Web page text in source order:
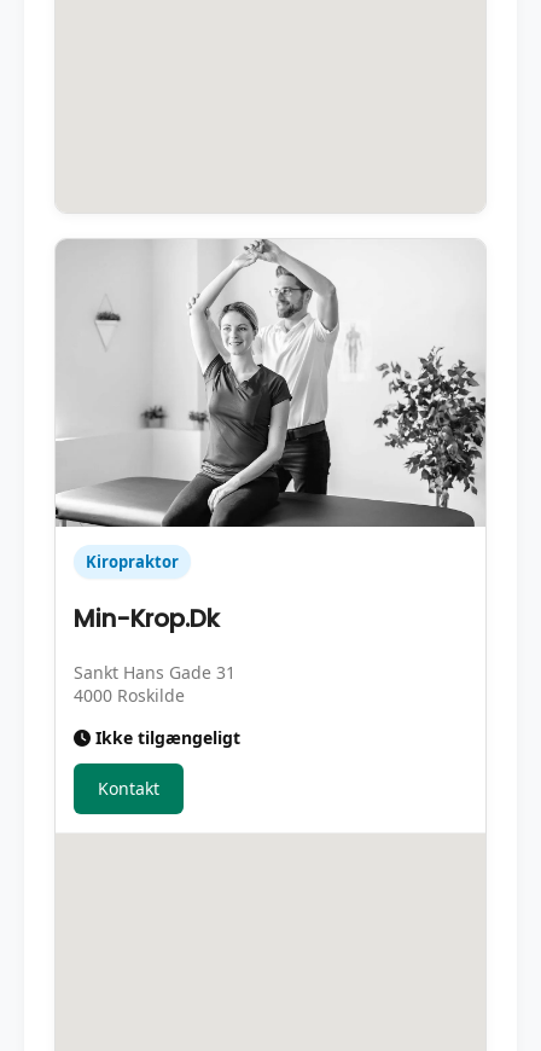
Kiropraktor
Min-Krop.Dk
Sankt Hans Gade 31
4000 Roskilde
Ikke tilgængeligt
Kontakt